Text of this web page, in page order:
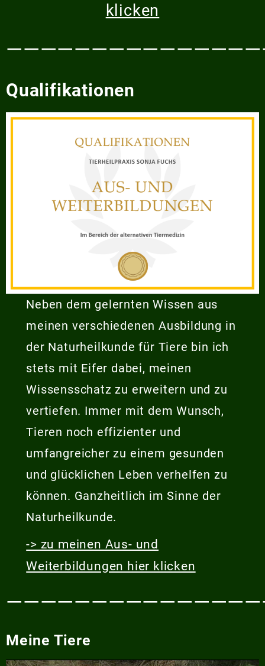
klicken
Qualifikationen
Neben dem gelernten Wissen aus
meinen verschiedenen Ausbildung in
der Naturheilkunde für Tiere bin ich
stets mit Eifer dabei, meinen
Wissensschatz zu erweitern und zu
vertiefen. Immer mit dem Wunsch,
Tieren noch effizienter und
umfangreicher zu einem gesunden
und glücklichen Leben verhelfen zu
können. Ganzheitlich im Sinne der
Naturheilkunde.
-> zu meinen Aus- und
Weiterbildungen hier klicken
Meine Tiere